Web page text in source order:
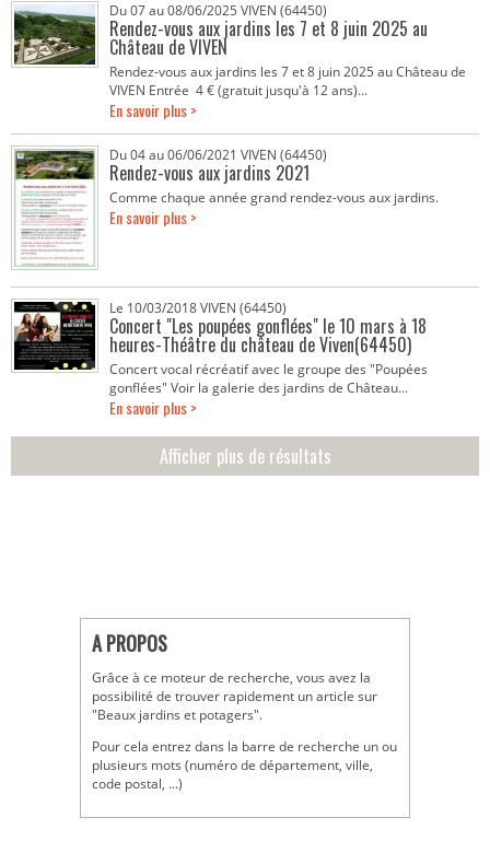
Du 07 au 08/06/2025 VIVEN (64450)
Rendez-vous aux jardins les 7 et 8 juin 2025 au
Château de VIVEN
Rendez-vous aux jardins les 7 et 8 juin 2025 au Château de
VIVEN Entrée 4 € (gratuit jusqu'à 12 ans)...
En savoir plus >
Du 04 au 06/06/2021 VIVEN (64450)
Rendez-vous aux jardins 2021
Comme chaque année grand rendez-vous aux jardins.
En savoir plus >
Le 10/03/2018 VIVEN (64450)
Concert "Les poupées gonflées" le 10 mars à 18
heures-Théâtre du château de Viven(64450)
Concert vocal récréatif avec le groupe des "Poupées
gonflées" Voir la galerie des jardins de Château...
En savoir plus >
Afficher plus de résultats
A PROPOS
Grâce à ce moteur de recherche, vous avez la
possibilité de trouver rapidement un article sur
"Beaux jardins et potagers".
Pour cela entrez dans la barre de recherche un ou
plusieurs mots (numéro de département, ville,
code postal, ...)